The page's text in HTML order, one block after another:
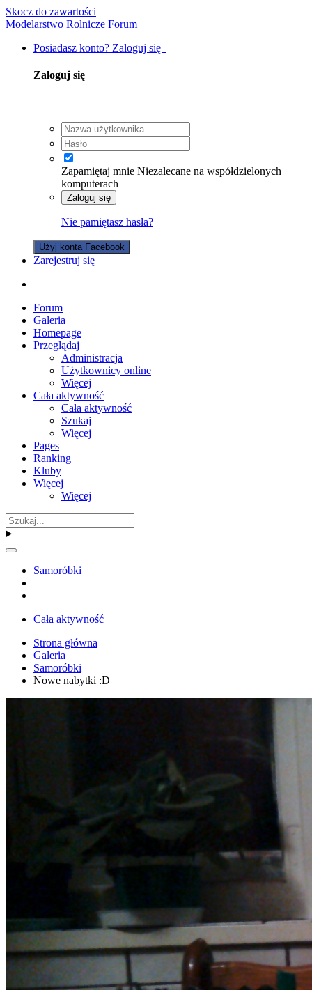
Skocz do zawartości
Modelarstwo Rolnicze Forum
Posiadasz konto? Zaloguj się
Zaloguj się
Zapamiętaj mnie Niezalecane na współdzielonych
komputerach
Zaloguj się
Nie pamiętasz hasła?
Użyj konta Facebook
Zarejestruj się
Forum
Galeria
Homepage
Przeglądaj
Administracja
Użytkownicy online
Więcej
Cała aktywność
Cała aktywność
Szukaj
Więcej
Pages
Ranking
Kluby
Więcej
Więcej
Samoróbki
Cała aktywność
Strona główna
Galeria
Samoróbki
Nowe nabytki :D